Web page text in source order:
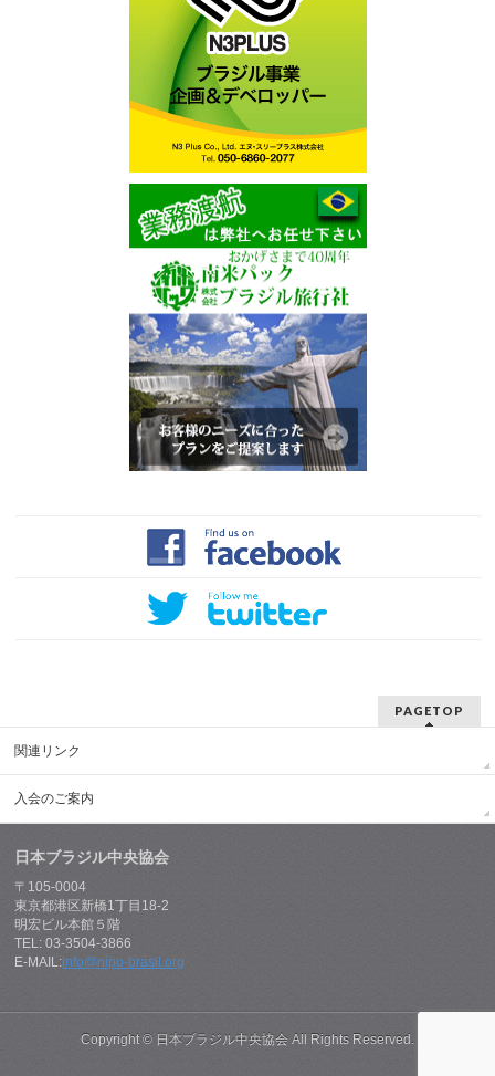
PAGETOP
関連リンク
入会のご案内
日本ブラジル中央協会
〒105-0004
東京都港区新橋1丁目18-2
明宏ビル本館５階
TEL: 03-3504-3866
E-MAIL:info@nipo-brasil.org
Copyright © 日本ブラジル中央協会All Rights Reserved.